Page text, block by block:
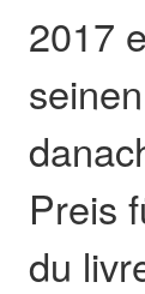
2017
Preis
du